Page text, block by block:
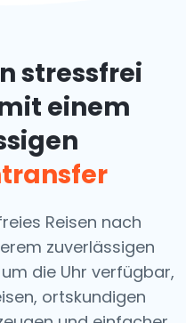
stressfrei
einem
Reisen nach
zuverlässigen
die Uhr verfügbar,
ortskundigen